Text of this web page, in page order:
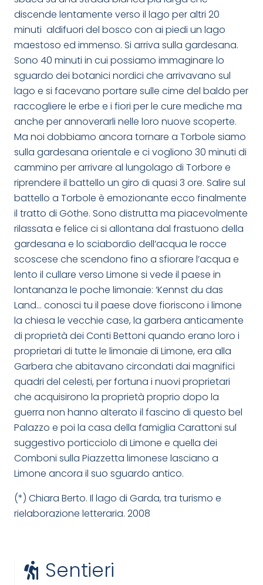
discende lentamente verso il lago per altri 20
minuti aldifuori del bosco con ai piedi un lago
maestoso ed immenso. Si arriva sulla gardesana.
Sono 40 minuti in cui possiamo immaginare lo
sguardo dei botanici nordici che arrivavano sul
lago e si facevano portare sulle cime del baldo per
raccogliere le erbe e i fiori per le cure mediche ma
anche per annoverarli nelle loro nuove scoperte.
Ma noi dobbiamo ancora tornare a Torbole siamo
sulla gardesana orientale e ci vogliono 30 minuti di
cammino per arrivare al lungolago di Torbore e
riprendere il battello un giro di quasi 3 ore. Salire sul
battello a Torbole è emozionante ecco finalmente
il tratto di Göthe. Sono distrutta ma piacevolmente
rilassata e felice ci si allontana dal frastuono della
gardesana e lo sciabordio dell’acqua le rocce
scoscese che scendono fino a sfiorare l’acqua e
lento il cullare verso Limone si vede il paese in
lontananza le poche limonaie: ‘Kennst du das
Land… conosci tu il paese dove fioriscono i limone
la chiesa le vecchie case, la garbera anticamente
di proprietà dei Conti Bettoni quando erano loro i
proprietari di tutte le limonaie di Limone, era alla
Garbera che abitavano circondati dai magnifici
quadri del celesti, per fortuna i nuovi proprietari
che acquisirono la proprietà proprio dopo la
guerra non hanno alterato il fascino di questo bel
Palazzo e poi la casa della famiglia Carattoni sul
suggestivo porticciolo di Limone e quella dei
Comboni sulla Piazzetta limonese lasciano a
Limone ancora il suo sguardo antico.
(*) Chiara Berto. Il lago di Garda, tra turismo e
rielaborazione letteraria. 2008
Sentieri